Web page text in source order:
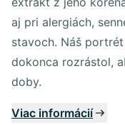
aj pri alergiách,
stavoch. Náš
dokonca rozrástol,
doby.
Viac informácií